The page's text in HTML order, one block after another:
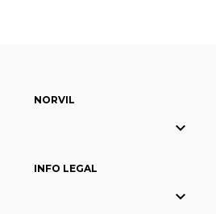
NORVIL

INFO LEGAL
